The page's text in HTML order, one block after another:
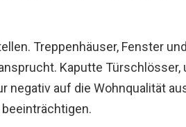
Treppenhäuser, Fenster
Kaputte Türschlösser,
auf die Wohnqualität